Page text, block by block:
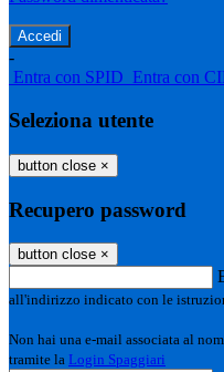
-
Entra con SPID Entra con
Seleziona utente
button close ×
Recupero password
button close ×
all'indirizzo indicato con le
Non hai una e-mail associata al
tramite la Login Spaggiari